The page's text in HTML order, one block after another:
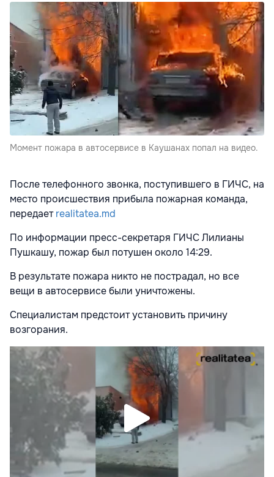
Момент пожара в автосервисе в Каушанах попал на видео.
После телефонного звонка, поступившего в ГИЧС, на
место происшествия прибыла пожарная команда,
передаетrealitatea.md
По информации пресс-секретаря ГИЧС Лилианы
Пушкашу, пожар был потушен около 14:29.
В результате пожара никто не пострадал, но все
вещи в автосервисе были уничтожены.
Специалистам предстоит установить причину
возгорания.